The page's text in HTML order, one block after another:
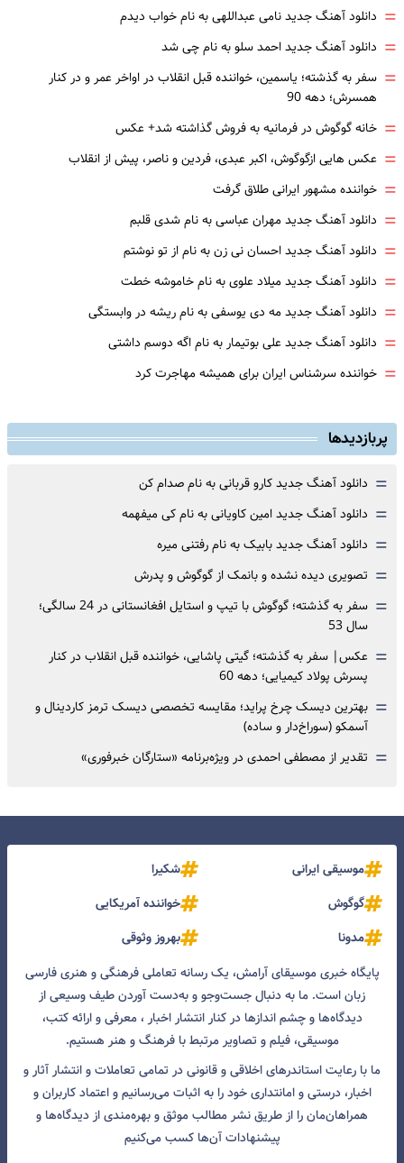
= دانلود آهنگ جدید نامی عبداللهی به نام خواب دیدم
= دانلود آهنگ جدید احمد سلو به نام چی شد
= سفر به گذشته؛ یاسمین، خواننده قبل انقلاب در اواخر عمر و در کنار
همسرش؛ دهه 90
= خانه گوگوش در فرمانیه به فروش گذاشته شد+ عکس
= عکس هایی ازگوگوش، اکبر عبدی، فردین و ناصر، پیش از انقلاب
= خواننده مشهور ایرانی طلاق گرفت
= دانلود آهنگ جدید مهران عباسی به نام شدی قلبم
= دانلود آهنگ جدید احسان نی زن به نام از تو نوشتم
= دانلود آهنگ جدید میلاد علوی به نام خاموشه خطت
= دانلود آهنگ جدید مه دی یوسفی به نام ریشه در وابستگی
= دانلود آهنگ جدید علی بوتیمار به نام اگه دوسم داشتی
= خواننده سرشناس ایران برای همیشه مهاجرت کرد
پربازدیدها
= دانلود آهنگ جدید کارو قربانی به نام صدام کن
= دانلود آهنگ جدید امین کاویانی به نام کی میفهمه
= دانلود آهنگ جدید بابیک به نام رفتنی میره
= تصویری دیده نشده و بانمک از گوگوش و پدرش
=
سفر به گذشته؛ گوگوش با تیپ و استایل افغانستانی در 24 سالگی؛
سال 53
= عکس| سفر به گذشته؛ گیتی پاشایی، خواننده قبل انقلاب در کنار
پسرش پولاد کیمیایی؛ دهه 60
= بهترین دیسک چرخ پراید؛ مقایسه تخصصی دیسک ترمز کاردینال و
آسمکو (سوراخ‌دار و ساده)
= تقدیر از مصطفی احمدی در ویژه‌برنامه «ستارگان خبرفوری»
موسیقی ایرانی
شکیرا
گوگوش
خواننده آمریکایی
مدونا
بهروز وثوقی
پایگاه خبری موسیقای آرامش، یک رسانه تعاملی فرهنگی و هنری فارسی
زبان است. ما به دنبال جست‌و‌جو و به‌دست آوردن طیف وسیعی از
دیدگاه‌ها و چشم انداز‌ها در کنار انتشار اخبار ، معرفی و ارائه کتب،
موسیقی، فیلم و تصاویر مرتبط با فرهنگ و هنر هستیم.
ما با رعایت استاندرهای اخلاقی و قانونی در تمامی تعاملات و انتشار آثار و
اخبار، درستی و امانتداری خود را به اثبات می‌رسانیم و اعتماد کاربران و
همراهان‌مان را از طریق نشر مطالب موثق و بهره‌مندی از دیدگاه‌ها و
پیشنهادات آن‌ها کسب می‌کنیم